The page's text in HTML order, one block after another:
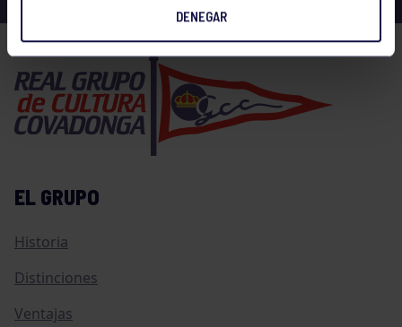
DENEGAR
EL GRUPO
Historia
Distinciones
Ventajas